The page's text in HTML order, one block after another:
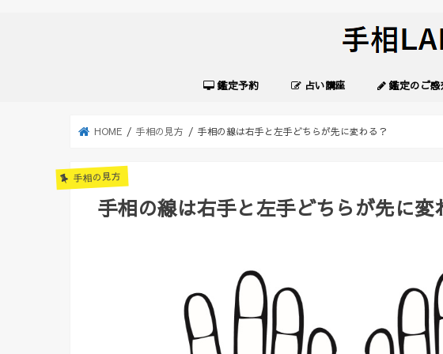
鑑定予約 占い講座 鑑定のご感
HOME 手相の見方 手相の線は右手と左手どちらが先に変わる？
手相の見方
手相の線は右手と左手どちらが先に変